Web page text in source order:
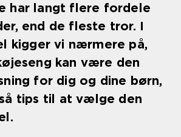
har langt flere fordele
end de fleste tror. I
kigger vi nærmere på,
kan være den
for dig og dine børn,
tips til at vælge den